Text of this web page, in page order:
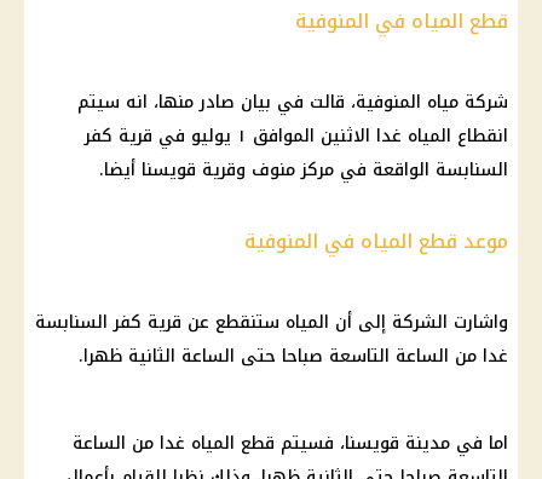
قطع المياه في المنوفية
شركة مياه المنوفية، قالت في بيان صادر منها، انه سيتم
انقطاع المياه
غدا الاثنين الموافق ١ يوليو في قرية كفر
السنابسة الواقعة في مركز منوف وقرية قويسنا أيضا.
موعد قطع المياه في المنوفية
واشارت الشركة إلى أن المياه ستنقطع عن قرية كفر السنابسة
غدا من الساعة التاسعة صباحا حتى الساعة الثانية ظهرا.
اما في مدينة قويسنا، فسيتم قطع المياه غدا من الساعة